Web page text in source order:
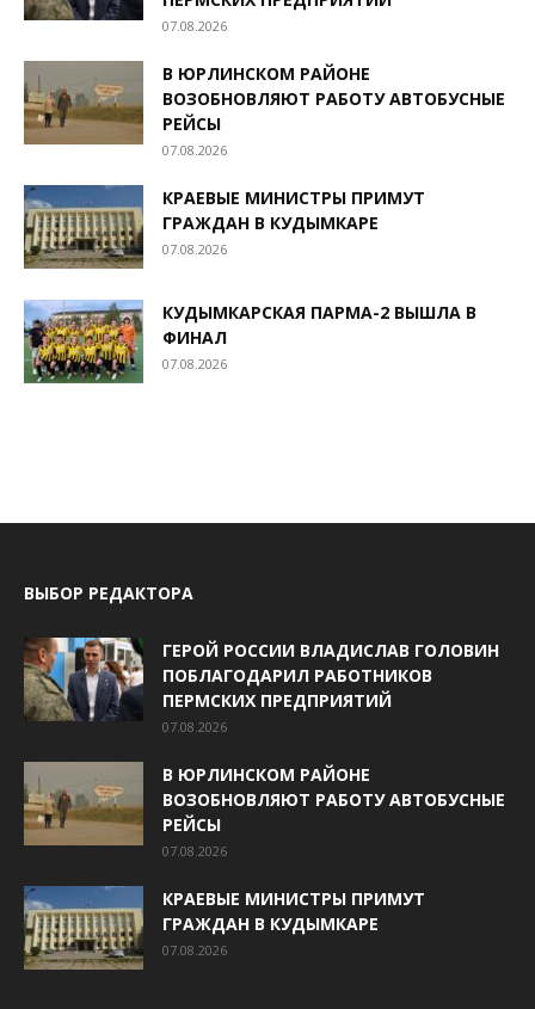
07.08.2026
В ЮРЛИНСКОМ РАЙОНЕ
ВОЗОБНОВЛЯЮТ РАБОТУ АВТОБУСНЫЕ
РЕЙСЫ
07.08.2026
КРАЕВЫЕ МИНИСТРЫ ПРИМУТ
ГРАЖДАН В КУДЫМКАРЕ
07.08.2026
КУДЫМКАРСКАЯ ПАРМА-2 ВЫШЛА В
ФИНАЛ
07.08.2026
ВЫБОР РЕДАКТОРА
ГЕРОЙ РОССИИ ВЛАДИСЛАВ ГОЛОВИН
ПОБЛАГОДАРИЛ РАБОТНИКОВ
ПЕРМСКИХ ПРЕДПРИЯТИЙ
07.08.2026
В ЮРЛИНСКОМ РАЙОНЕ
ВОЗОБНОВЛЯЮТ РАБОТУ АВТОБУСНЫЕ
РЕЙСЫ
07.08.2026
КРАЕВЫЕ МИНИСТРЫ ПРИМУТ
ГРАЖДАН В КУДЫМКАРЕ
07.08.2026